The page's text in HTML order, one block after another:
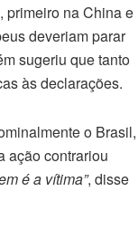
primeiro na China e
deveriam parar
sugeriu que tanto
às declarações.
o Brasil,
ação contrariou
é a vítima”, disse